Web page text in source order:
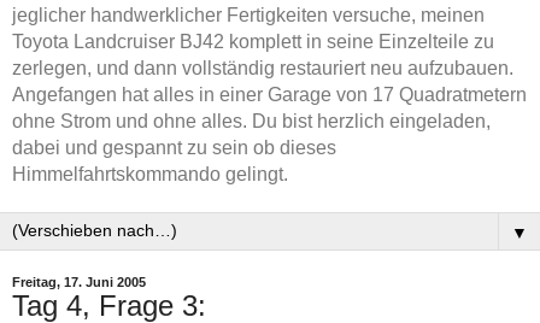
jeglicher handwerklicher Fertigkeiten versuche, meinen
Toyota Landcruiser BJ42 komplett in seine Einzelteile zu
zerlegen, und dann vollständig restauriert neu aufzubauen.
Angefangen hat alles in einer Garage von 17 Quadratmetern
ohne Strom und ohne alles. Du bist herzlich eingeladen,
dabei und gespannt zu sein ob dieses
Himmelfahrtskommando gelingt.
▼
Freitag, 17. Juni 2005
Tag 4, Frage 3: